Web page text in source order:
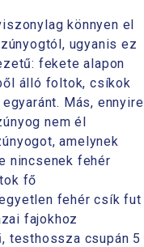
könnyen el
ugyanis ez
fekete alapon
álló foltok, csíkok
Más, ennyire
nem él
amelynek
nincsenek fehér
fő
fehér csík fut
fajokhoz
testhossza csupán 5